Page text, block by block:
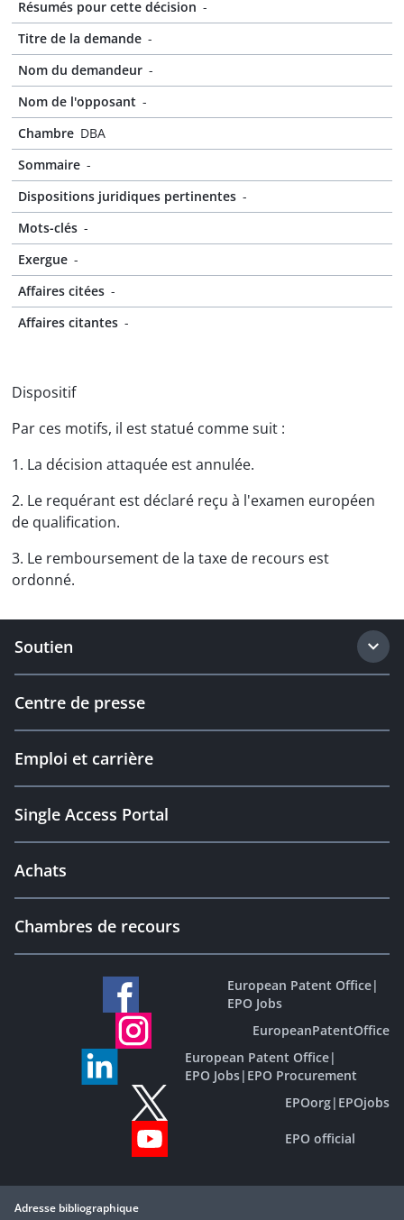
Résumés pour cette décision -
Titre de la demande -
Nom du demandeur -
Nom de l'opposant -
Chambre DBA
Sommaire -
Dispositions juridiques pertinentes -
Mots-clés -
Exergue -
Affaires citées -
Affaires citantes -
Dispositif
Par ces motifs, il est statué comme suit :
1. La décision attaquée est annulée.
2. Le requérant est déclaré reçu à l'examen européen
de qualification.
3. Le remboursement de la taxe de recours est
ordonné.
Soutien
Centre de presse
Emploi et carrière
Single Access Portal
Achats
Chambres de recours
European Patent Office|
EPO Jobs
EuropeanPatentOffice
European Patent Office|
EPO Jobs| EPO Procurement
EPOorg| EPOjobs
EPO official
Adresse bibliographique